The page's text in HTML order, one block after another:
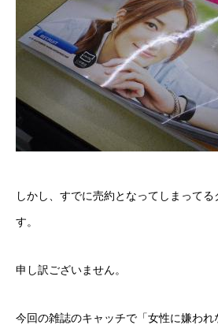
ボディコーティング・艶出し・磨き
部品の取り付け
オイル交換
独自の買取査定
しかし、すでに売約となってしまってる
す。
申し訳ございません。
今回の雑誌のキャッチで「女性に嫌われ